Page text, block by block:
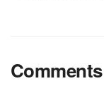
Comments